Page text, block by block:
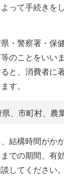
って手続きを
・警察署・保
のことをいい
と、消費者に
す。
、市町村、農
結構時間がか
での期間、有
してください。